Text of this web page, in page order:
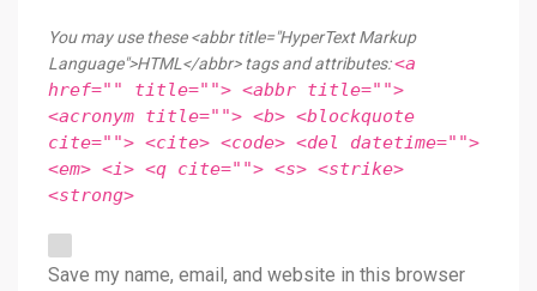
You may use these <abbr title="HyperText Markup
Language">HTML</abbr> tags and attributes:<a
href="" title=""> <abbr title="">
<acronym title=""> <b> <blockquote
cite=""> <cite> <code> <del datetime="">
<em> <i> <q cite=""> <s> <strike>
<strong>
Save my name, email, and website in this browser